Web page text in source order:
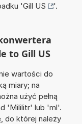
'Gill US '.
to Gill US
wartości do
miary; na
użyć pełną
'Mililitr' lub 'ml'.
do której należy